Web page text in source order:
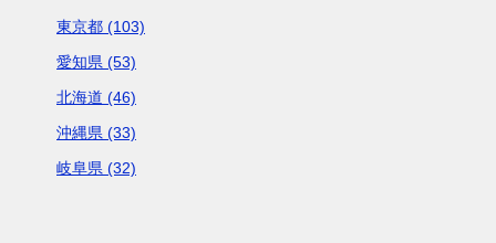
東京都 (103)
愛知県 (53)
北海道 (46)
沖縄県 (33)
岐阜県 (32)